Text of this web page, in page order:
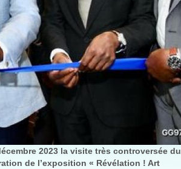
2023 la visite très controversée du
de l’exposition « Révélation ! Art